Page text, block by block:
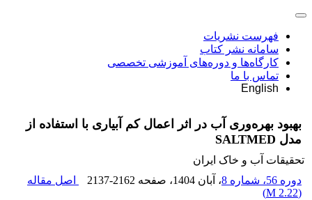
فهرست نشریات
سامانه نشر کتاب
کارگاه‌ها و دوره‌های آموزشی تخصصی
تماس با ما
English
بهبود بهره‌وری آب در اثر اعمال کم آبیاری با استفاده از
مدل SALTMED
تحقیقات آب و خاک ایران
دوره 56، شماره 8
، آبان 1404 ، صفحه 2137-2162
اصل مقاله
(
2.22 M
)